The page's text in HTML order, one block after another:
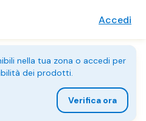
Accedi
nella tua zona o accedi per
dei prodotti.
Verifica ora